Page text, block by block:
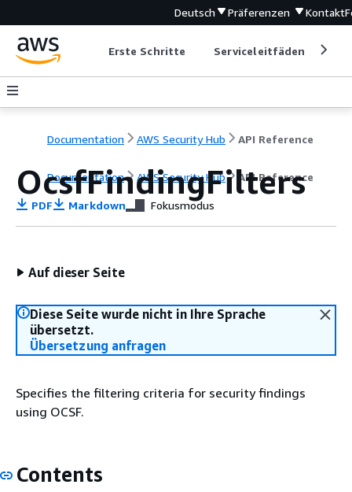
Deutsch Präferenzen Kontakt
Erste Schritte Serviceleitfäden
Documentation AWS Security Hub API Reference
Documentation AWS Security Hub API Reference
OcsfFindingFilters
PDF Markdown Fokusmodus
Auf dieser Seite
Diese Seite wurde nicht in Ihre Sprache
übersetzt.
Übersetzung anfragen
Specifies the filtering criteria for security findings
using OCSF.
Contents